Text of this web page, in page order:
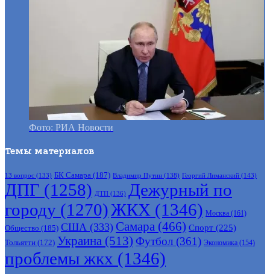
Фото: РИА Новости
Темы материалов
13 вопрос (133) БК Самара (187) Владимир Путин (138) Георгий Лиманский (143)
ДПГ (1258) ДТП (136) Дежурный по
городу (1270)ЖКХ (1346) Москва (161)
Общество (185) США (333) Самара (466) Спорт (225)
Тольятти (172) Украина (513) Футбол (361) Экономика (154)
проблемы жкх (1346)